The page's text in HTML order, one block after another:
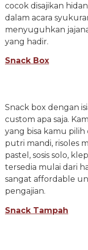
cocok disajikan
dalam acara
menyuguhkan
yang hadir.
Snack Box
Snack box dengan
custom apa saja.
yang bisa kamu
putri mandi, risoles
pastel, sosis solo,
tersedia mulai dari
sangat affordable
pengajian.
Snack Tampah